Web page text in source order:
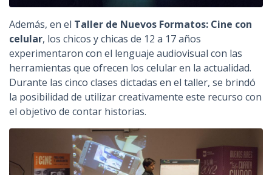
Además, en el Taller de Nuevos Formatos: Cine con
celular, los chicos y chicas de 12 a 17 años
experimentaron con el lenguaje audiovisual con las
herramientas que ofrecen los celular en la actualidad.
Durante las cinco clases dictadas en el taller, se brindó
la posibilidad de utilizar creativamente este recurso con
el objetivo de contar historias.